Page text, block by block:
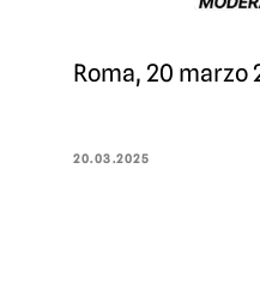
Roma, 20 marzo
20.03.2025